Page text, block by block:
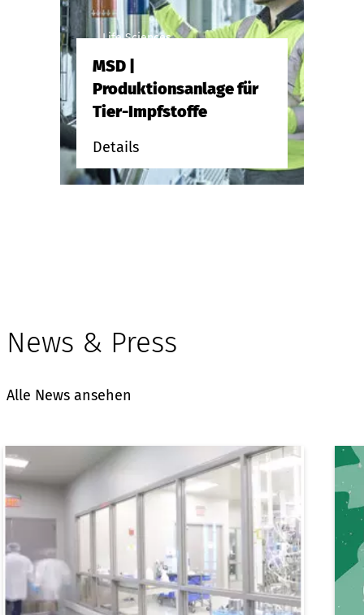
Life Sciences
MSD |
Produktionsanlage für
Tier-Impfstoffe
Details
News & Press
Alle News ansehen